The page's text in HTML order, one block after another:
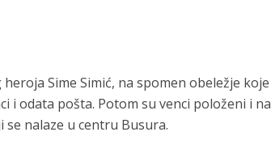
Sime Simić, na spomen obeležje koje
i odata pošta. Potom su venci položeni i na
nalaze u centru Busura.